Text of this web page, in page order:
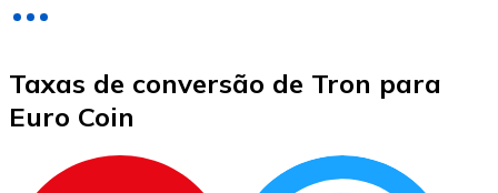
Taxas de conversão de Tron para
Euro Coin